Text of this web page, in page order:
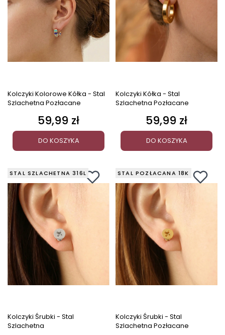
Kolczyki Kolorowe Kółka - Stal
Szlachetna Pozłacane
Cena
59,99 zł
DO KOSZYKA
Kolczyki Kółka - Stal
Szlachetna Pozłacane
Cena
59,99 zł
DO KOSZYKA
STAL SZLACHETNA 316L
Kolczyki Śrubki - Stal
Szlachetna
STAL POZŁACANA 18K
Kolczyki Śrubki - Stal
Szlachetna Pozłacane